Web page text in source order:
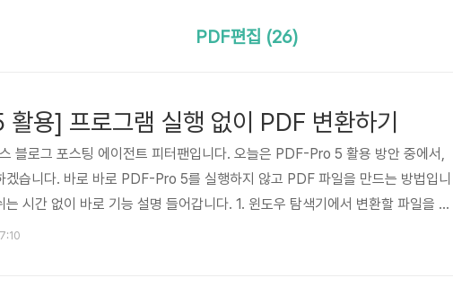
PDF편집 (26)
용] 프로그램 실행 없이 PDF 변환하기
블로그 포스팅 에이전트 피터팬입니다. 오늘은 PDF-Pro 5 활용 방안 중에서,
겠습니다. 바로 바로 PDF-Pro 5를 실행하지 않고 PDF 파일을 만드는 방법입니
는 시간 없이 바로 기능 설명 들어갑니다. 1. 윈도우 탐색기에서 변환할 파일을 선
버튼을 클릭 합니다. 2. 컨텍스트 메뉴가 나오면 [PDF-Pro 5] > [PDF 만들